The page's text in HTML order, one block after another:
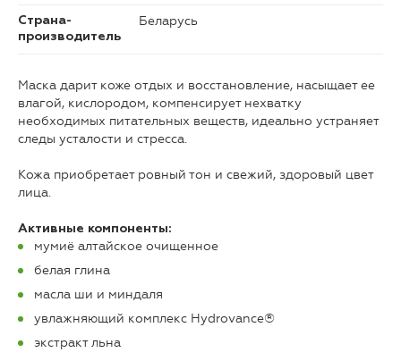
Страна-
производитель
Беларусь
Маска дарит коже отдых и восстановление, насыщает ее
влагой, кислородом, компенсирует нехватку
необходимых питательных веществ, идеально устраняет
следы усталости и стресса.
Кожа приобретает ровный тон и свежий, здоровый цвет
лица.
Активные компоненты:
мумиё алтайское очищенное
белая глина
масла ши и миндаля
увлажняющий комплекс Hydrovance®
экстракт льна